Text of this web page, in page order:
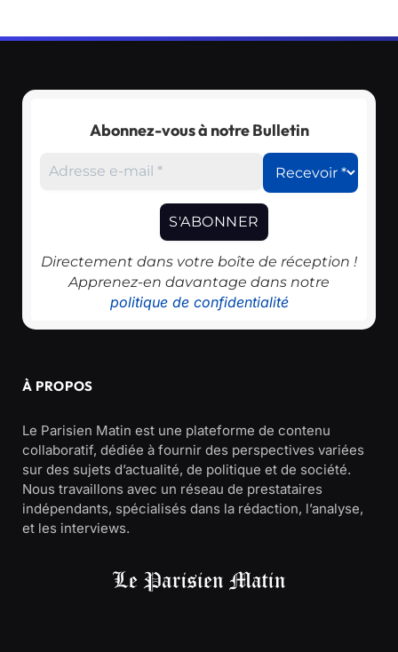
Abonnez-vous à notre Bulletin
Directement dans votre boîte de réception !
Apprenez-en davantage dans notre
politique de confidentialité
À PROPOS
Le Parisien Matin est une plateforme de contenu
collaboratif, dédiée à fournir des perspectives variées
sur des sujets d’actualité, de politique et de société.
Nous travaillons avec un réseau de prestataires
indépendants, spécialisés dans la rédaction, l’analyse,
et les interviews.